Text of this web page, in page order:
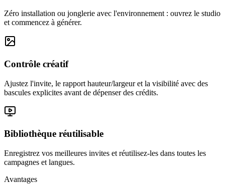
Zéro installation ou jonglerie avec l'environnement : ouvrez le studio
et commencez à générer.
Contrôle créatif
Ajustez l'invite, le rapport hauteur/largeur et la visibilité avec des
bascules explicites avant de dépenser des crédits.
Bibliothèque réutilisable
Enregistrez vos meilleures invites et réutilisez-les dans toutes les
campagnes et langues.
Avantages